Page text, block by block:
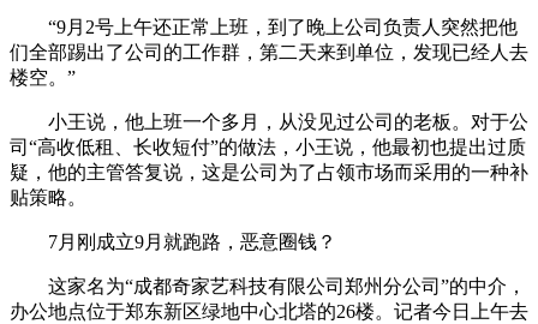
“9月2号上午还正常上班，到了晚上公司负责人突然把他
们全部踢出了公司的工作群，第二天来到单位，发现已经人去
楼空。”
小王说，他上班一个多月，从没见过公司的老板。对于公
司“高收低租、长收短付”的做法，小王说，他最初也提出过质
疑，他的主管答复说，这是公司为了占领市场而采用的一种补
贴策略。
7月刚成立9月就跑路，恶意圈钱？
这家名为“成都奇家艺科技有限公司郑州分公司”的中介，
办公地点位于郑东新区绿地中心北塔的26楼。记者今日上午去